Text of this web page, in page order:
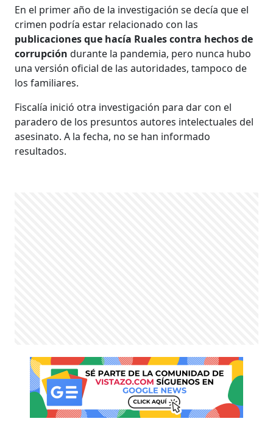
En el primer año de la investigación se decía que el
crimen podría estar relacionado con las
publicaciones que hacía Ruales contra hechos de
corrupción durante la pandemia, pero nunca hubo
una versión oficial de las autoridades, tampoco de
los familiares.
Fiscalía inició otra investigación para dar con el
paradero de los presuntos autores intelectuales del
asesinato. A la fecha, no se han informado
resultados.